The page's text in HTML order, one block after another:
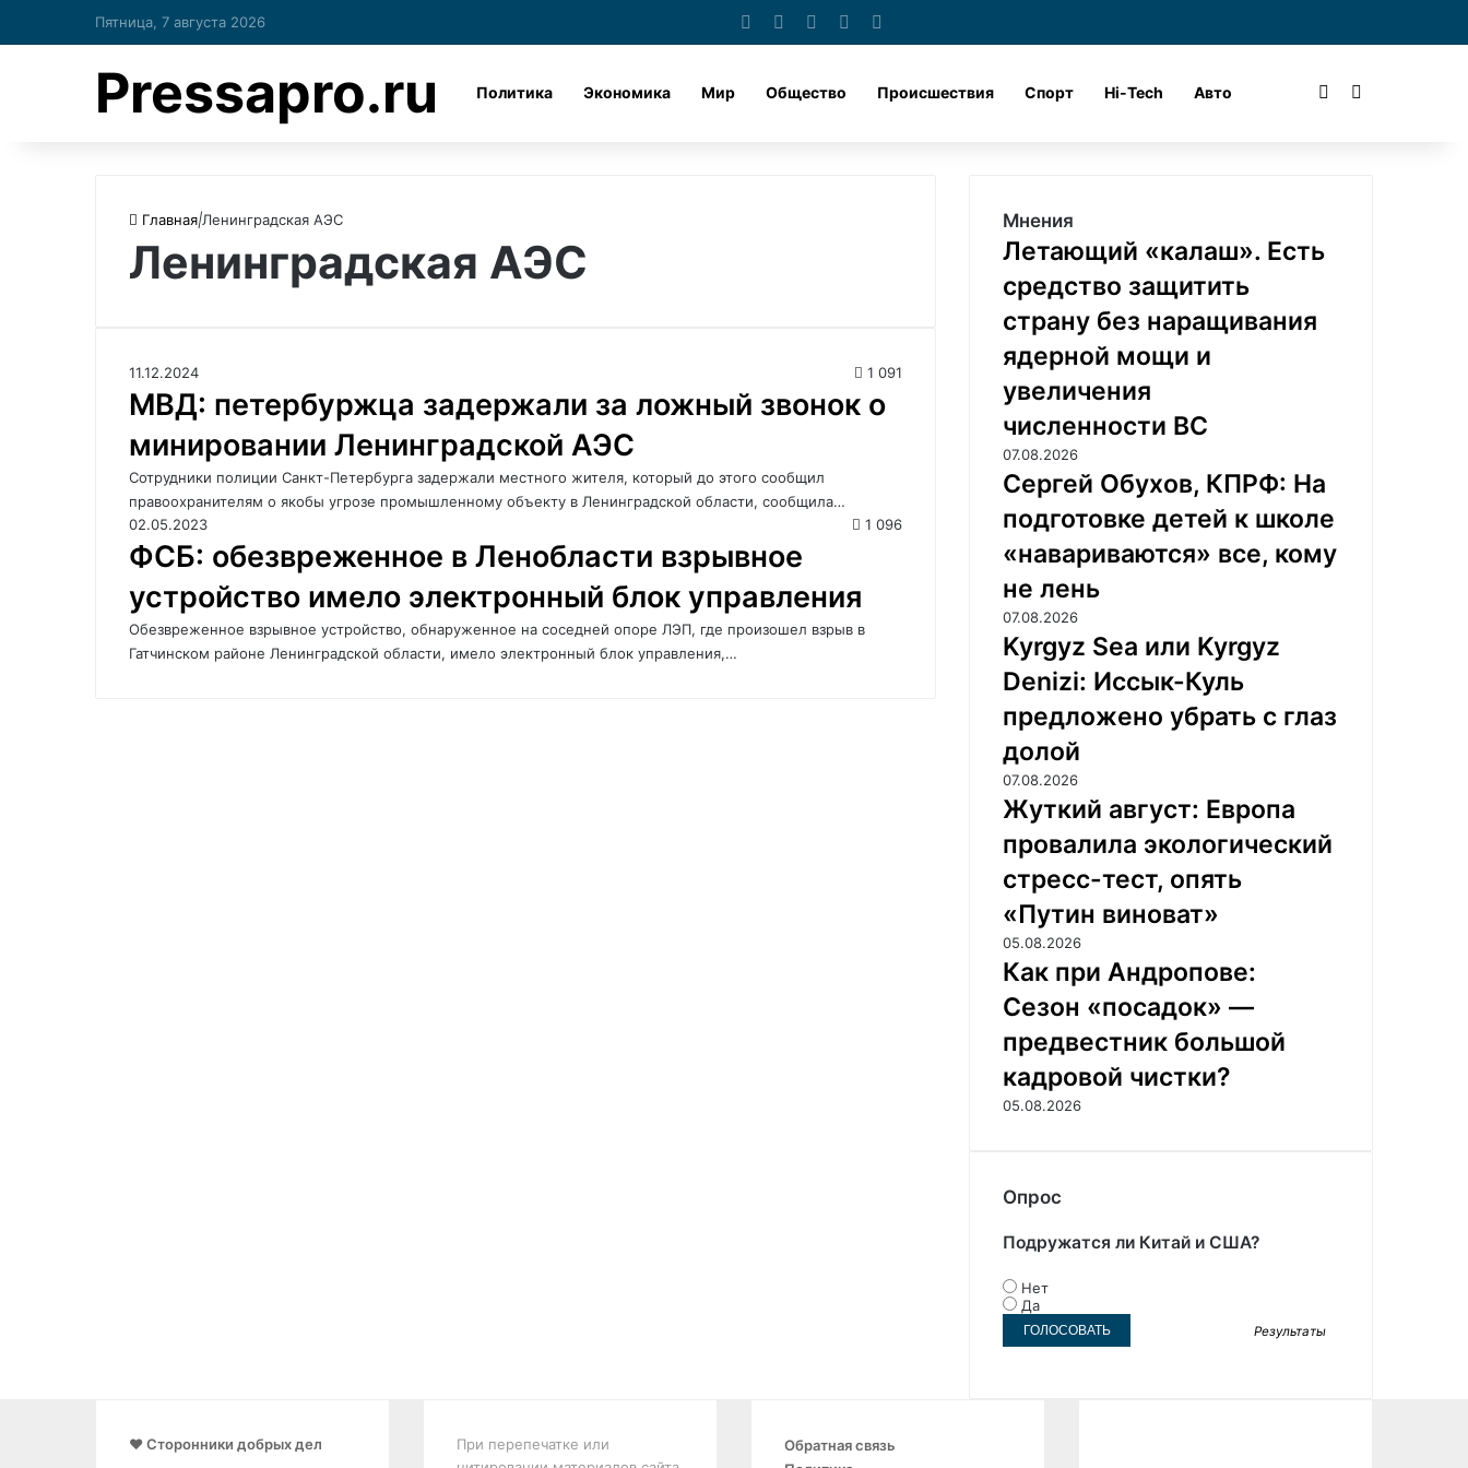
Пятница, 7 августа 2026 Лента новостей
vk.comОдноклассники
dzen
Pressapro.ru Политика Экономика Мир Общество Происшествия Спорт Hi-Tech Авто Войти
Главная|Ленинградская АЭС
Ленинградская АЭС
11.12.2024 1 091
МВД: петербуржца задержали за ложный звонок о
минировании Ленинградской АЭС
Сотрудники полиции Санкт-Петербурга задержали местного жителя, который до этого сообщил
правоохранителям о якобы угрозе промышленному объекту в Ленинградской области, сообщила…
02.05.2023
1 096
ФСБ: обезвреженное в Ленобласти взрывное
устройство имело электронный блок управления
Обезвреженное взрывное устройство, обнаруженное на соседней опоре ЛЭП, где произошел взрыв в
Гатчинском районе Ленинградской области, имело электронный блок управления,…
Мнения
Летающий «калаш». Есть
средство защитить
страну без наращивания
ядерной мощи и
увеличения
численности ВС
07.08.2026
Сергей Обухов, КПРФ: На
подготовке детей к школе
«навариваются» все, кому
не лень
07.08.2026
Kyrgyz Sea или Kyrgyz
Denizi: Иссык-Куль
предложено убрать с глаз
долой
07.08.2026
Жуткий август: Европа
провалила экологический
стресс-тест, опять
«Путин виноват»
05.08.2026
Как при Андропове:
Сезон «посадок» —
предвестник большой
кадровой чистки?
05.08.2026
Опрос
Подружатся ли Китай и США?
Нет
Да
Результаты
❤️ Сторонники добрых дел
При перепечатке или
Обратная связь